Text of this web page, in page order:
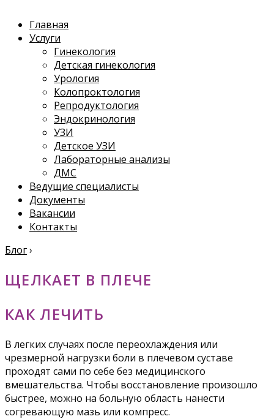
Главная
Услуги
Гинекология
Детская гинекология
Урология
Колопроктология
Репродуктология
Эндокринология
УЗИ
Детское УЗИ
Лабораторные анализы
ДМС
Ведущие специалисты
Документы
Вакансии
Контакты
Блог›
ЩЕЛКАЕТ В ПЛЕЧЕ
КАК ЛЕЧИТЬ
В легких случаях после переохлаждения или
чрезмерной нагрузки боли в плечевом суставе
проходят сами по себе без медицинского
вмешательства. Чтобы восстановление произошло
быстрее, можно на больную область нанести
согревающую мазь или компресс.